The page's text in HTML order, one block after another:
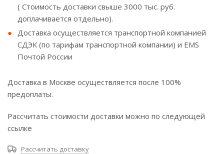
( Стоимость доставки свыше 3000 тыс. руб.
доплачивается отдельно).
Доставка осуществляется транспортной компанией
СДЭК (по тарифам транспортной компании) и EMS
Почтой России
Доставка в Москве осуществляется после 100%
предоплаты.
Рассчитать стоимости доставки можно по следующей
ссылке
Рассчитать доставку